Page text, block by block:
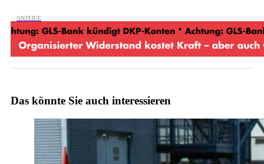
Das könnte Sie auch interessieren